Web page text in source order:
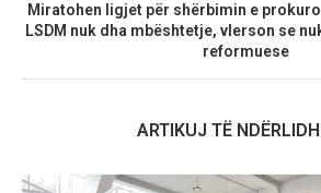
Miratohen ligjet për shërbimin e
LSDM nuk dha mbështetje, vlerson se
reformuese
ARTIKUJ TË